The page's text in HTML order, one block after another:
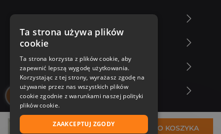
17,99 zł DO KOSZYKA
Zakupy u nas
Nasza oferta
Nasi autorzy
Ta strona używa plików
cookie
Ta strona korzysta z plików cookie, aby
zapewnić lepszą wygodę użytkowania.
Korzystając z tej strony, wyrażasz zgodę na
używanie przez nas wszystkich plików
cookie zgodnie z warunkami naszej polityki
plików cookie.
ZAAKCEPTUJ ZGODY